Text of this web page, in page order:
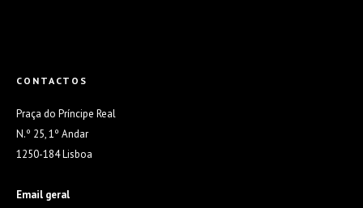
CONTACTOS
Praça do Príncipe Real
N.º 25, 1º Andar
1250-184 Lisboa
Email geral